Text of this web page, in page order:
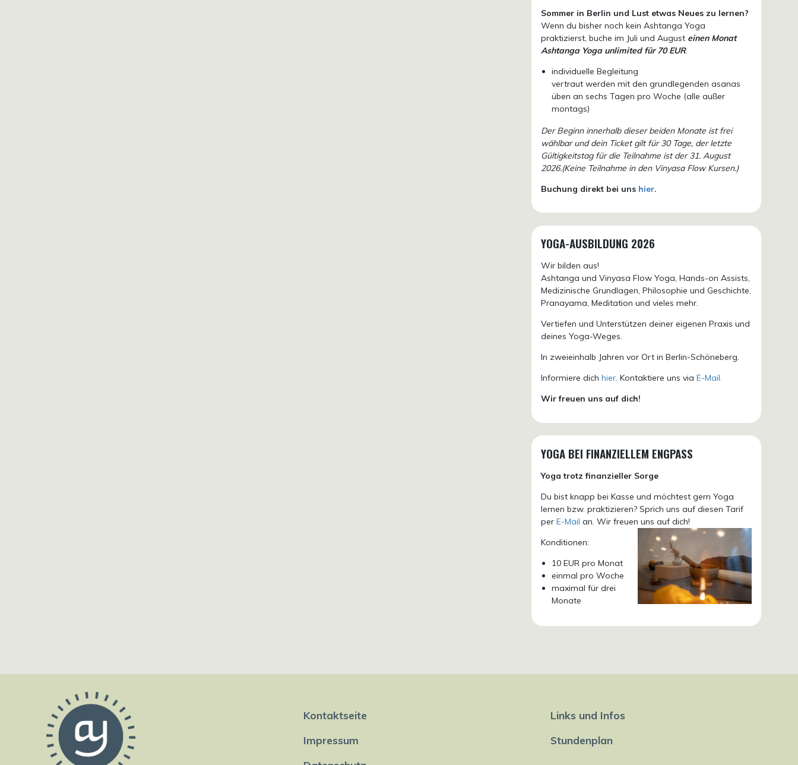
Sommer in Berlin und Lust etwas Neues zu lernen?
Wenn du bisher noch kein Ashtanga Yoga
praktizierst, buche im Juli und August einen Monat
Ashtanga Yoga unlimited für 70 EUR.
individuelle Begleitung
vertraut werden mit den grundlegenden asanas
üben an sechs Tagen pro Woche (alle außer
montags)
Der Beginn innerhalb dieser beiden Monate ist frei
wählbar und dein Ticket gilt für 30 Tage, der letzte
Gültigkeitstag für die Teilnahme ist der 31. August
2026.(Keine Teilnahme in den Vinyasa Flow Kursen.)
Buchung direkt bei uns hier.
YOGA-AUSBILDUNG 2026
Wir bilden aus!
Ashtanga und Vinyasa Flow Yoga, Hands-on Assists,
Medizinische Grundlagen, Philosophie und Geschichte,
Pranayama, Meditation und vieles mehr.
Vertiefen und Unterstützen deiner eigenen Praxis und
deines Yoga-Weges.
In zweieinhalb Jahren vor Ort in Berlin-Schöneberg.
Informiere dichhier. Kontaktiere uns viaE-Mail.
Wir freuen uns auf dich!
YOGA BEI FINANZIELLEM ENGPASS
Yoga trotz finanzieller Sorge
Du bist knapp bei Kasse und möchtest gern Yoga
lernen bzw. praktizieren? Sprich uns auf diesen Tarif
perE-Mail an. Wir freuen uns auf dich!
Konditionen:
10 EUR pro Monat
einmal pro Woche
maximal für drei
Monate
Kontaktseite
Impressum
Links und Infos
Stundenplan